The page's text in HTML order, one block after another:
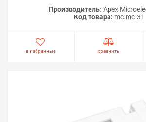
Производитель: Apex
Код товара: mc.mc-31
в избранные сравнить